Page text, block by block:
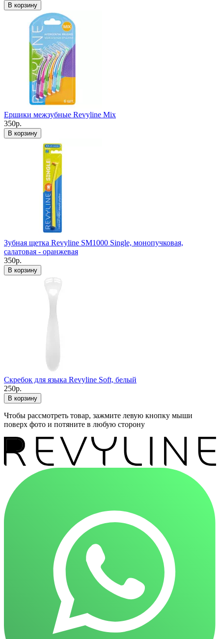
В корзину
Ершики межзубные Revyline Mix
350р.
В корзину
Зубная щетка Revyline SM1000 Single, монопучковая,
салатовая - оранжевая
350р.
В корзину
Скребок для языка Revyline Soft, белый
250р.
В корзину
Чтобы рассмотреть товар, зажмите левую кнопку мыши
поверх фото и потяните в любую сторону